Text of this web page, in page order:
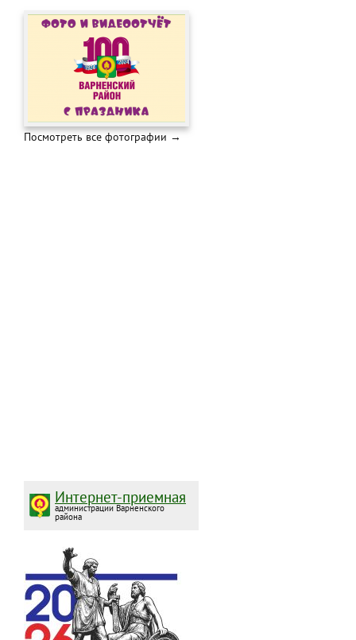
Посмотреть все фотографии →
Интернет-приемная
администрации Варненского
района